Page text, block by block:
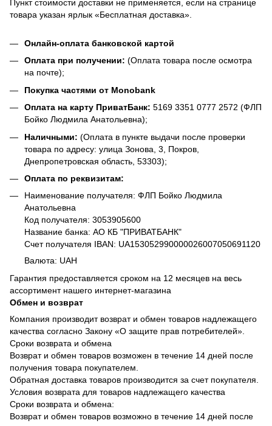
Пункт стоимости доставки не применяется, если на странице
товара указан ярлык «Бесплатная доставка».
Онлайн-оплата банковской картой
Оплата при получении: (Оплата товара после осмотра
на почте);
Покупка частями от Monobank
Оплата на карту ПриватБанк: 5169 3351 0777 2572 (ФЛП
Бойко Людмила Анатольевна);
Наличными: (Оплата в пункте выдачи после проверки
товара по адресу: улица Зонова, 3, Покров,
Днепропетровская область, 53303);
Оплата по реквизитам:
Наименование получателя: ФЛП Бойко Людмила
Анатольевна
Код получателя: 3053905600
Название банка: АО КБ "ПРИВАТБАНК"
Счет получателя IBAN: UA153052990000026007050691120
Валюта: UAH
Гарантия предоставляется сроком на 12 месяцев на весь
ассортимент нашего интернет-магазина
Обмен и возврат
Компания производит возврат и обмен товаров надлежащего
качества согласно Закону «О защите прав потребителей».
Сроки возврата и обмена
Возврат и обмен товаров возможен в течение 14 дней после
получения товара покупателем.
Обратная доставка товаров производится за счет покупателя.
Условия возврата для товаров надлежащего качества
Сроки возврата и обмена:
Возврат и обмен товаров возможно в течение 14 дней после